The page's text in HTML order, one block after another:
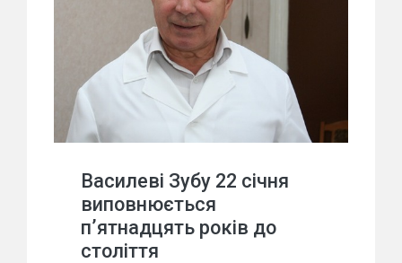
Василеві Зубу 22 січня
виповнюється
п’ятнадцять років до
століття